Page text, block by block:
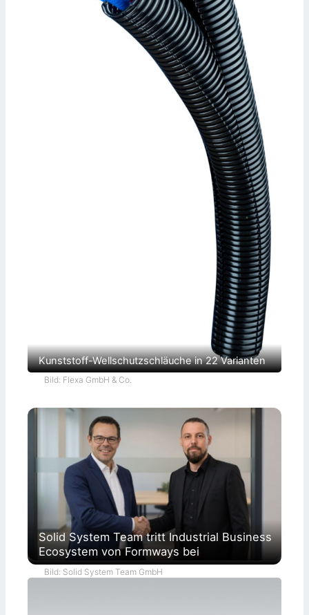
Kunststoff-Wellschutzschläuche in 22 Varianten
Bild: Flexa GmbH & Co.
Solid System Team tritt Industrial Business
Ecosystem von Formways bei
Bild: Solid System Team GmbH